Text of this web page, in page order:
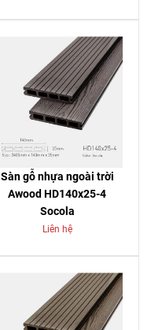
Sàn gỗ nhựa ngoài trời
Awood HD140x25-4
Socola
Liên hệ